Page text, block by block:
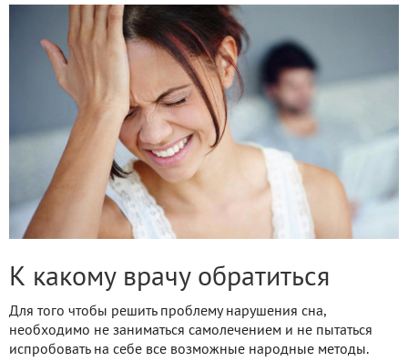
К какому врачу обратиться
Для того чтобы решить проблему нарушения сна,
необходимо не заниматься самолечением и не пытаться
испробовать на себе все возможные народные методы.